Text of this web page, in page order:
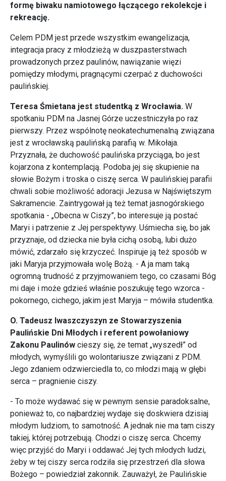
formę biwaku namiotowego łączącego rekolekcje i
rekreację.
Celem PDM jest przede wszystkim ewangelizacja,
integracja pracy z młodzieżą w duszpasterstwach
prowadzonych przez paulinów, nawiązanie więzi
pomiędzy młodymi, pragnącymi czerpać z duchowości
paulińskiej.
Teresa Śmietana jest studentką z Wrocławia. W
spotkaniu PDM na Jasnej Górze uczestniczyła po raz
pierwszy. Przez wspólnotę neokatechumenalną związana
jest z wrocławską paulińską parafią w. Mikołaja.
Przyznała, że duchowość paulińska przyciąga, bo jest
kojarzona z kontemplacją. Podoba jej się skupienie na
słowie Bożym i troska o ciszę serca. W paulińskiej parafii
chwali sobie możliwość adoracji Jezusa w Najświętszym
Sakramencie. Zaintrygował ją też temat jasnogórskiego
spotkania - „Obecna w Ciszy”, bo interesuje ją postać
Maryi i patrzenie z Jej perspektywy. Uśmiecha się, bo jak
przyznaje, od dziecka nie była cichą osobą, lubi dużo
mówić, zdarzało się krzyczeć. Inspiruje ją też sposób w
jaki Maryja przyjmowała wolę Bożą. - A ja mam taką
ogromną trudność z przyjmowaniem tego, co czasami Bóg
mi daje i może gdzieś właśnie poszukuję tego wzorca -
pokornego, cichego, jakim jest Maryja – mówiła studentka.
O. Tadeusz Iwaszczyszyn ze Stowarzyszenia
Paulińskie Dni Młodych i referent powołaniowy
Zakonu Paulinów cieszy się, że temat „wyszedł” od
młodych, wymyślili go wolontariusze związani z PDM.
Jego zdaniem odzwierciedla to, co młodzi mają w głębi
serca – pragnienie ciszy.
- To może wydawać się w pewnym sensie paradoksalne,
ponieważ to, co najbardziej wydaje się doskwiera dzisiaj
młodym ludziom, to samotność. A jednak nie ma tam ciszy
takiej, której potrzebują. Chodzi o ciszę serca. Chcemy
więc przyjść do Maryi i oddawać Jej tych młodych ludzi,
żeby w tej ciszy serca rodziła się przestrzeń dla słowa
Bożego – powiedział zakonnik. Zauważył, że Paulińskie